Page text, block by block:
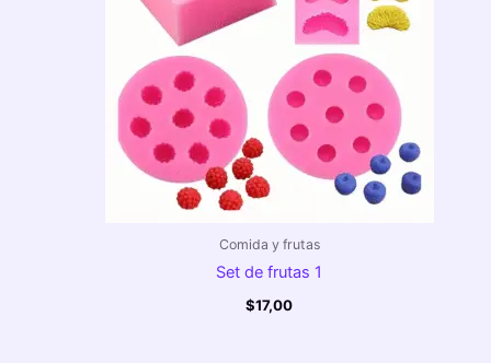
Comida y frutas
Set de frutas 1
$17,00